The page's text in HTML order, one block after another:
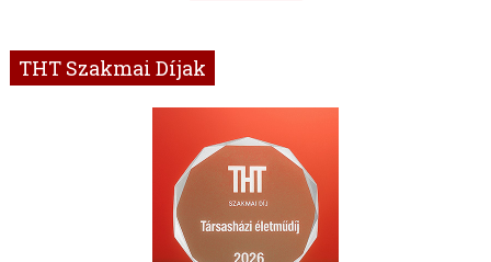
THT Szakmai Díjak